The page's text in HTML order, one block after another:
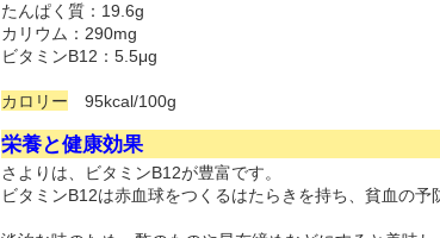
たんぱく質：19.6g
カリウム：290mg
ビタミンB12：5.5μg
カロリー 95kcal/100g
栄養と健康効果
さよりは、ビタミンB12が豊富です。
ビタミンB12は赤血球をつくるはたらきを持ち、貧血の予